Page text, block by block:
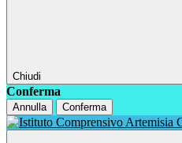
Chiudi
Conferma
Annulla Conferma